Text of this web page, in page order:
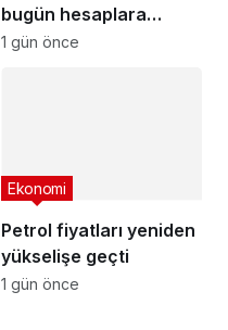
bugün hesaplara
yatıyor
1 gün önce
Petrol fiyatları yeniden
yükselişe geçti
Ekonomi
1 gün önce